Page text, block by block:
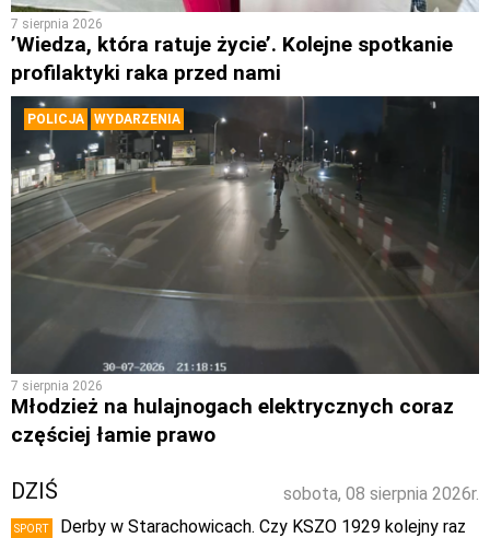
7 sierpnia 2026
’Wiedza, która ratuje życie’. Kolejne spotkanie
profilaktyki raka przed nami
POLICJA WYDARZENIA
7 sierpnia 2026
Młodzież na hulajnogach elektrycznych coraz
częściej łamie prawo
sobota, 08 sierpnia 2026r.
DZIŚ
SPORT
Derby w Starachowicach. Czy KSZO 1929 kolejny raz